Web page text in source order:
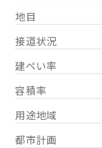
地目
接道状況
建ぺい率
容積率
用途地域
都市計画